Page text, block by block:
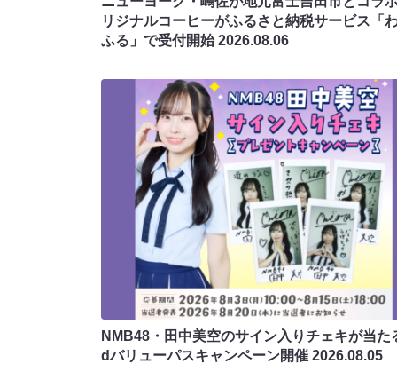
リジナルコーヒーがふるさと納税サービス「
ふる」で受付開始2026.08.06
NMB48・田中美空のサイン入りチェキが当た
dバリューパスキャンペーン開催 2026.08.05